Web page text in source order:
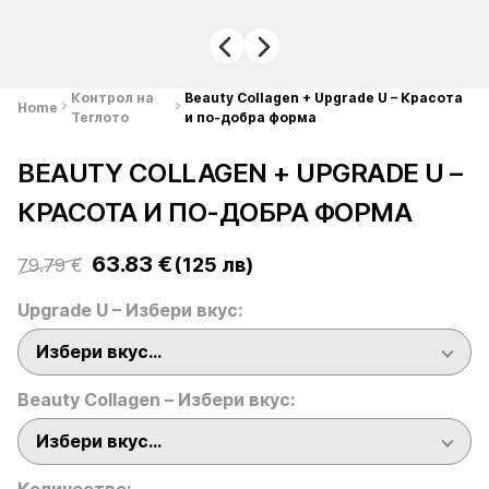
Home
Контрол на
Теглото
Beauty Collagen + Upgrade U – Красота
и по-добра форма
BEAUTY COLLAGEN + UPGRADE U –
КРАСОТА И ПО-ДОБРА ФОРМА
79.79€
Original
price
was:
79.79 €.
63.83 €
Current
price
is:
63.83 €.
(125 лв)
Upgrade U – Избери вкус:
Избери вкус…
Beauty Collagen – Избери вкус:
Избери вкус…